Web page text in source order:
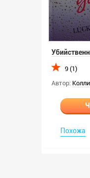
9 (1)
Автор:
Похожа